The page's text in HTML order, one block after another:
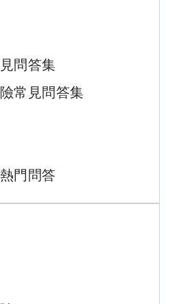
問答集
常見問答集
門問答